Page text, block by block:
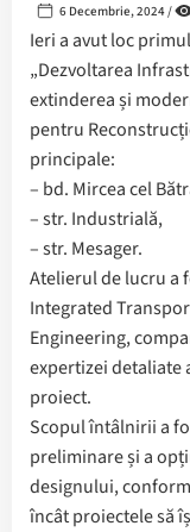
6 Decembrie, 2024 /
Ieri a avut loc
„Dezvoltarea
extinderea și
pentru
principale:
– bd. Mircea cel
– str. Industrială,
– str. Mesager.
Atelierul de lucru a
Integrated
Engineering,
expertizei detaliate
proiect.
Scopul întâlnirii a
preliminare și a
designului,
încât proiectele să